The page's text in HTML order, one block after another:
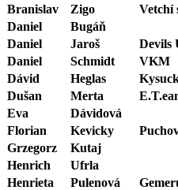
Branislav
Zigo
Vetchí
Daniel
Bugáň
Daniel
Jaroš
Devils
Daniel
Schmidt
VKM
Dávid
Heglas
Dušan
Merta
Eva
Dávidová
Florian
Kevicky
Grzegorz
Kutaj
Henrich
Ufrla
Henrieta
Pulenová